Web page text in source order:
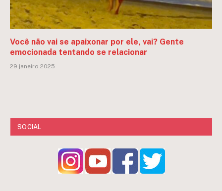
Você não vai se apaixonar por ele, vai? Gente
emocionada tentando se relacionar
29 janeiro 2025
SOCIAL